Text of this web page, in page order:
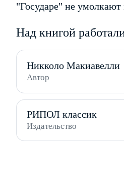
"Государе" не умолкают
Над книгой
Никколо Макиавелли
Автор
РИПОЛ классик
Издательство